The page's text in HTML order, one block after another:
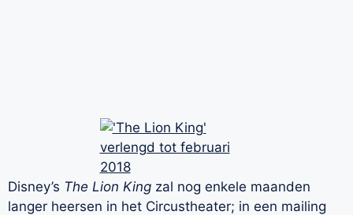
Disney’s The Lion King zal nog enkele maanden
langer heersen in het Circustheater; in een mailing